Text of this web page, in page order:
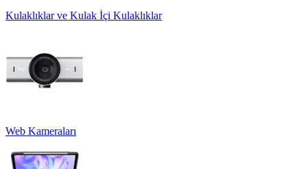
Kulaklıklar ve Kulak İçi Kulaklıklar
Web Kameraları